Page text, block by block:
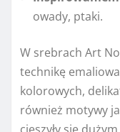
owady, ptaki.
W srebrach Art
technikę
kolorowych,
również motywy